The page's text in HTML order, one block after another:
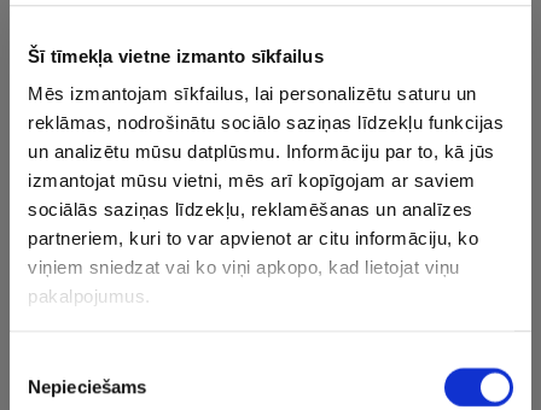
Šī tīmekļa vietne izmanto sīkfailus
Mēs izmantojam sīkfailus, lai personalizētu saturu un
reklāmas, nodrošinātu sociālo saziņas līdzekļu funkcijas
un analizētu mūsu datplūsmu. Informāciju par to, kā jūs
izmantojat mūsu vietni, mēs arī kopīgojam ar saviem
sociālās saziņas līdzekļu, reklamēšanas un analīzes
partneriem, kuri to var apvienot ar citu informāciju, ko
viņiem sniedzat vai ko viņi apkopo, kad lietojat viņu
pakalpojumus.
izvēle
Nepieciešams
VIDEO
17.07.2026 21:23
Latvijas vīriešu izlase iekļūst CEV
Nāciju kausa 1/4 finālā, dāmas
noslēdz turnīru
16.07.2026 22:41
Skujiņam un Neilandam attiecīgi 75.